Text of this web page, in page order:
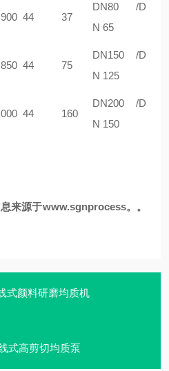
44 37
DN80 /D
N 65
44 75
DN150 /D
N 125
44 160
DN200 /D
N 150
来源于www.sgnprocess。。
式颜料研磨均质机
式高剪切均质泵